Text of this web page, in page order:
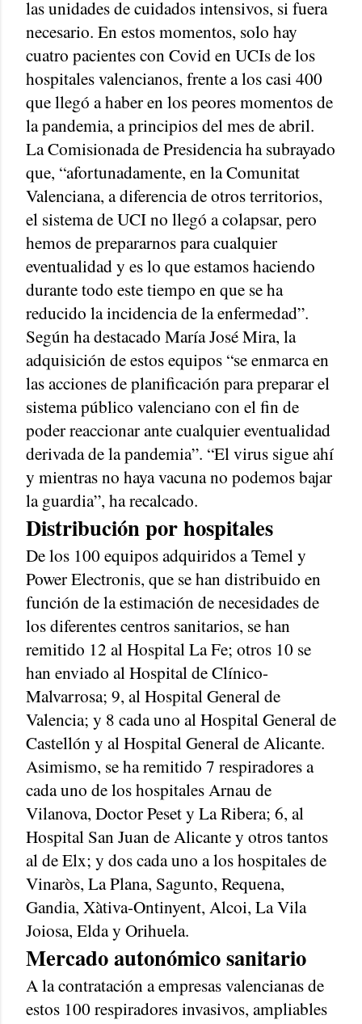
las unidades de cuidados intensivos, si fuera
necesario. En estos momentos, solo hay
cuatro pacientes con Covid en UCIs de los
hospitales valencianos, frente a los casi 400
que llegó a haber en los peores momentos de
la pandemia, a principios del mes de abril.
La Comisionada de Presidencia ha subrayado
que, “afortunadamente, en la Comunitat
Valenciana, a diferencia de otros territorios,
el sistema de UCI no llegó a colapsar, pero
hemos de prepararnos para cualquier
eventualidad y es lo que estamos haciendo
durante todo este tiempo en que se ha
reducido la incidencia de la enfermedad”.
Según ha destacado María José Mira, la
adquisición de estos equipos “se enmarca en
las acciones de planificación para preparar el
sistema público valenciano con el fin de
poder reaccionar ante cualquier eventualidad
derivada de la pandemia”. “El virus sigue ahí
y mientras no haya vacuna no podemos bajar
la guardia”, ha recalcado.
Distribución por hospitales
De los 100 equipos adquiridos a Temel y
Power Electronis, que se han distribuido en
función de la estimación de necesidades de
los diferentes centros sanitarios, se han
remitido 12 al Hospital La Fe; otros 10 se
han enviado al Hospital de Clínico-
Malvarrosa; 9, al Hospital General de
Valencia; y 8 cada uno al Hospital General de
Castellón y al Hospital General de Alicante.
Asimismo, se ha remitido 7 respiradores a
cada uno de los hospitales Arnau de
Vilanova, Doctor Peset y La Ribera; 6, al
Hospital San Juan de Alicante y otros tantos
al de Elx; y dos cada uno a los hospitales de
Vinaròs, La Plana, Sagunto, Requena,
Gandia, Xàtiva-Ontinyent, Alcoi, La Vila
Joiosa, Elda y Orihuela.
Mercado autonómico sanitario
A la contratación a empresas valencianas de
estos 100 respiradores invasivos, ampliables